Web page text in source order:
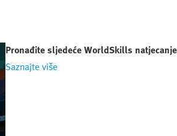
Pronađite sljedeće WorldSkills natjecanje
Saznajte više